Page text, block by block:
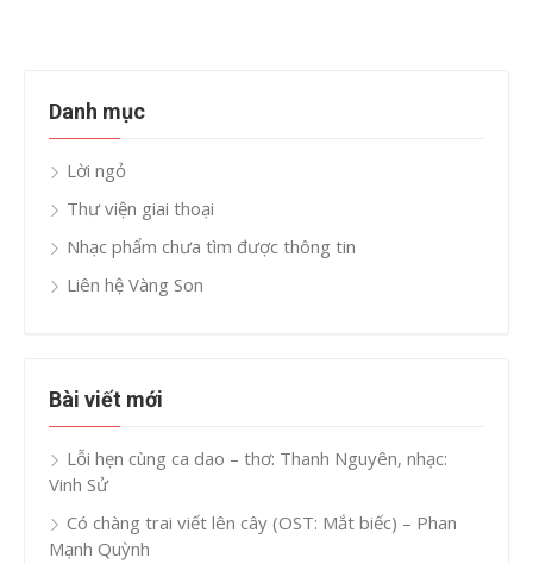
Danh mục
Lời ngỏ
Thư viện giai thoại
Nhạc phẩm chưa tìm được thông tin
Liên hệ Vàng Son
Bài viết mới
Lỗi hẹn cùng ca dao – thơ: Thanh Nguyên, nhạc:
Vinh Sử
Có chàng trai viết lên cây (OST: Mắt biếc) – Phan
Mạnh Quỳnh